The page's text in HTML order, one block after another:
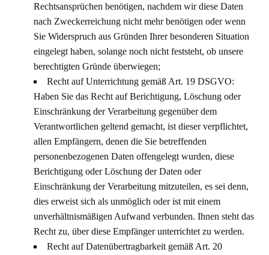
Rechtsansprüchen benötigen, nachdem wir diese Daten
nach Zweckerreichung nicht mehr benötigen oder wenn
Sie Widerspruch aus Gründen Ihrer besonderen Situation
eingelegt haben, solange noch nicht feststeht, ob unsere
berechtigten Gründe überwiegen;
Recht auf Unterrichtung gemäß Art. 19 DSGVO:
Haben Sie das Recht auf Berichtigung, Löschung oder
Einschränkung der Verarbeitung gegenüber dem
Verantwortlichen geltend gemacht, ist dieser verpflichtet,
allen Empfängern, denen die Sie betreffenden
personenbezogenen Daten offengelegt wurden, diese
Berichtigung oder Löschung der Daten oder
Einschränkung der Verarbeitung mitzuteilen, es sei denn,
dies erweist sich als unmöglich oder ist mit einem
unverhältnismäßigen Aufwand verbunden. Ihnen steht das
Recht zu, über diese Empfänger unterrichtet zu werden.
Recht auf Datenübertragbarkeit gemäß Art. 20